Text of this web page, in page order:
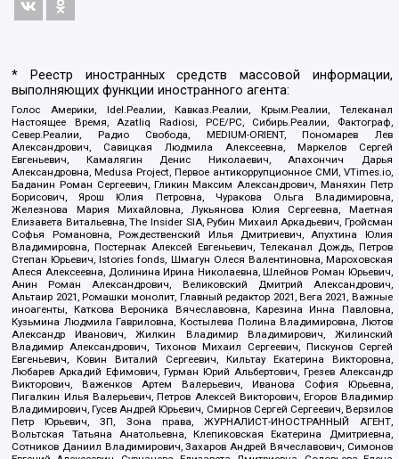
* Реестр иностранных средств массовой информации,
выполняющих функции иностранного агента:
Голос Америки, Idel.Реалии, Кавказ.Реалии, Крым.Реалии, Телеканал
Настоящее Время, Azatliq Radiosi, PCE/PC, Сибирь.Реалии, Фактограф,
Север.Реалии, Радио Свобода, MEDIUM-ORIENT, Пономарев Лев
Александрович, Савицкая Людмила Алексеевна, Маркелов Сергей
Евгеньевич, Камалягин Денис Николаевич, Апахончич Дарья
Александровна, Medusa Project, Первое антикоррупционное СМИ, VTimes.io,
Баданин Роман Сергеевич, Гликин Максим Александрович, Маняхин Петр
Борисович, Ярош Юлия Петровна, Чуракова Ольга Владимировна,
Железнова Мария Михайловна, Лукьянова Юлия Сергеевна, Маетная
Елизавета Витальевна, The Insider SIA, Рубин Михаил Аркадьевич, Гройсман
Софья Романовна, Рождественский Илья Дмитриевич, Апухтина Юлия
Владимировна, Постернак Алексей Евгеньевич, Телеканал Дождь, Петров
Степан Юрьевич, Istories fonds, Шмагун Олеся Валентиновна, Мароховская
Алеся Алексеевна, Долинина Ирина Николаевна, Шлейнов Роман Юрьевич,
Анин Роман Александрович, Великовский Дмитрий Александрович,
Альтаир 2021, Ромашки монолит, Главный редактор 2021, Вега 2021, Важные
иноагенты, Каткова Вероника Вячеславовна, Карезина Инна Павловна,
Кузьмина Людмила Гавриловна, Костылева Полина Владимировна, Лютов
Александр Иванович, Жилкин Владимир Владимирович, Жилинский
Владимир Александрович, Тихонов Михаил Сергеевич, Пискунов Сергей
Евгеньевич, Ковин Виталий Сергеевич, Кильтау Екатерина Викторовна,
Любарев Аркадий Ефимович, Гурман Юрий Альбертович, Грезев Александр
Викторович, Важенков Артем Валерьевич, Иванова София Юрьевна,
Пигалкин Илья Валерьевич, Петров Алексей Викторович, Егоров Владимир
Владимирович, Гусев Андрей Юрьевич, Смирнов Сергей Сергеевич, Верзилов
Петр Юрьевич, ЗП, Зона права, ЖУРНАЛИСТ-ИНОСТРАННЫЙ АГЕНТ,
Вольтская Татьяна Анатольевна, Клепиковская Екатерина Дмитриевна,
Сотников Даниил Владимирович, Захаров Андрей Вячеславович, Симонов